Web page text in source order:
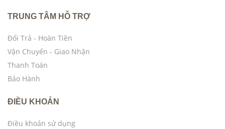
TRUNG TÂM HỖ TRỢ
Đổi Trả - Hoàn Tiền
Vận Chuyển - Giao Nhận
Thanh Toán
Bảo Hành
ĐIỀU KHOẢN
Điều khoản sử dụng